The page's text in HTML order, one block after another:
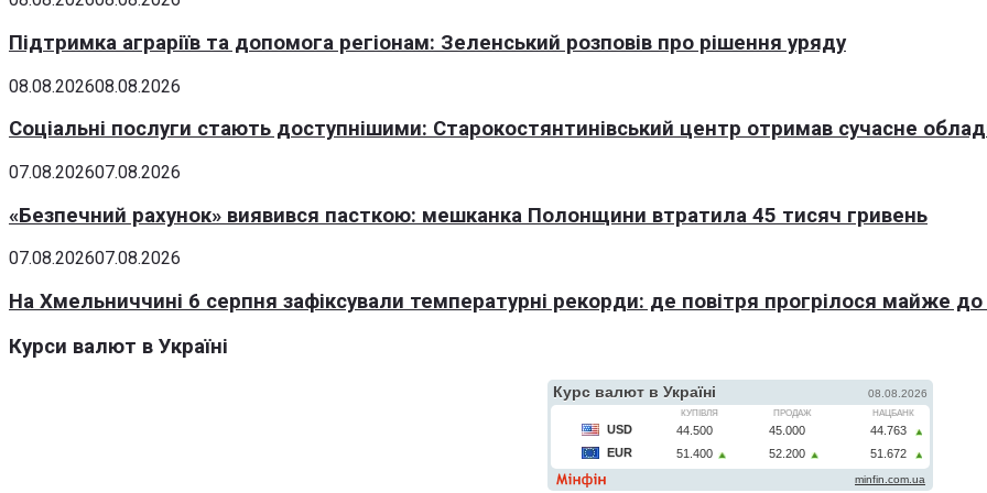
Підтримка аграріїв та допомога регіонам: Зеленський розповів про рішення уряду
08.08.202608.08.2026
Соціальні послуги стають доступнішими: Старокостянтинівський центр отримав сучасне
07.08.202607.08.2026
«Безпечний рахунок» виявився пасткою: мешканка Полонщини втратила 45 тисяч гривень
07.08.202607.08.2026
На Хмельниччині 6 серпня зафіксували температурні рекорди: де повітря прогрілося майже до
Курси валют в Україні